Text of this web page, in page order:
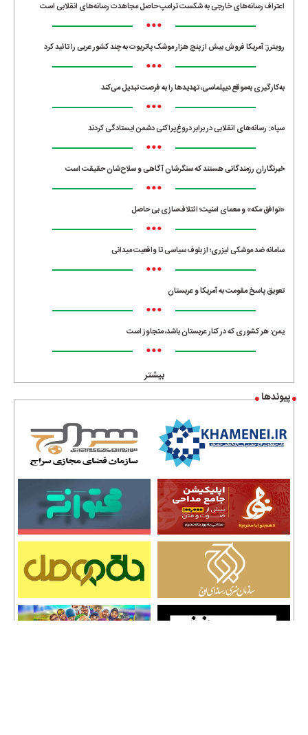
اعتراف رسانه‌های خارجی به شکست ترامپ حاصل مجاهدت رسانه‌های انقلابی است
•••
رویترز: آمریکا فروش بیش از پنج هزار موشک پاتریوت به چند کشور عربی را تائید کرد
•••
به‌کارگیری به‌موقع دیپلماسی، تهدیدها را به فرصت تبدیل می‌کند
•••
سپاه: رسانه‌های انقلابی در برابر دروغ‌پراکنی دشمن ایستادگی کردند
•••
خبرنگاران رزمندگانی هستند که سنگرشان آگاهی و سلاح‌شان حقیقت است
•••
«توافق مکه» و معمای امنیت؛ ائتلاف‌سازی بی حاصل
•••
سامانه ضد موشکی لیزری؛ از بلوف سیاسی تا واقعیت میدانی
•••
تعویق پاسخ مقومت به آمریکا و عربستان
•••
یمن: هر کشوری که در کنار عربستان باشد، متجاوز است
•••
بیشتر
پیوندها